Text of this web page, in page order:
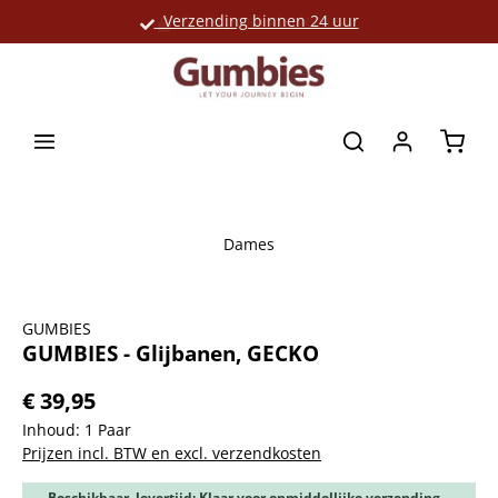
Verzending binnen 24 uur
Grote productselectie
Dames
GUMBIES
GUMBIES - Glijbanen, GECKO
€ 39,95
Inhoud: 1 Paar
Prijzen incl. BTW en excl. verzendkosten